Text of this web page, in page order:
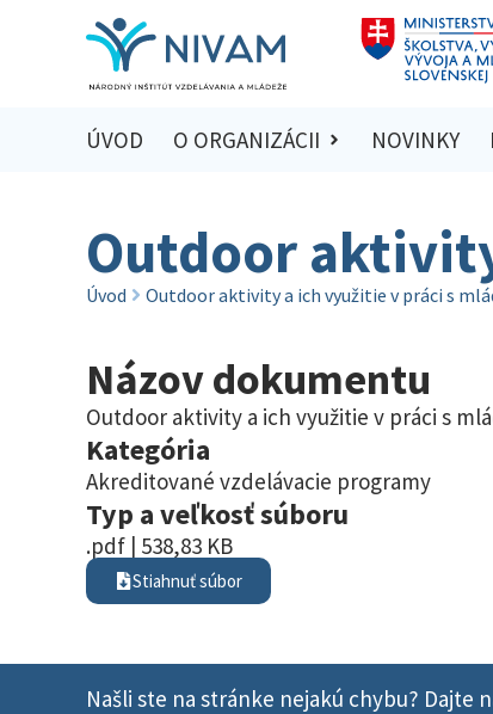
ÚVOD O ORGANIZÁCII NOVINKY
Outdoor
Úvod Outdoor aktivity a ich využitie v práci s
Názov dokumentu
Outdoor aktivity a ich využitie v práci s
Kategória
Akreditované vzdelávacie programy
Typ a veľkosť súboru
.pdf | 538,83 KB
Stiahnuť súbor
Našli ste na stránke nejakú chybu? Dajte